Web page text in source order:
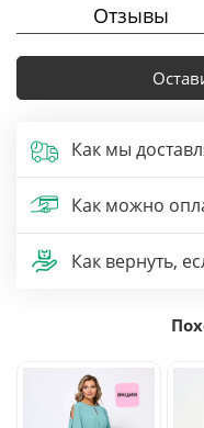
Отзывы
Как мы
Как можно
Как вернуть,